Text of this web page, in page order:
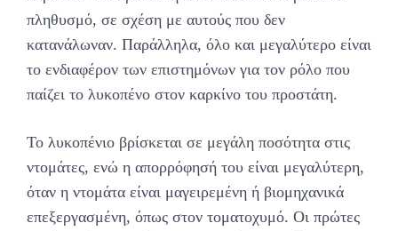
πληθυσμό, σε σχέση με αυτούς που δεν
κατανάλωναν. Παράλληλα, όλο και μεγαλύτερο είναι
το ενδιαφέρον των επιστημόνων για τον ρόλο που
παίζει το λυκοπένο στον καρκίνο του προστάτη.
Το λυκοπένιο βρίσκεται σε μεγάλη ποσότητα στις
ντομάτες, ενώ η απορρόφησή του είναι μεγαλύτερη,
όταν η ντομάτα είναι μαγειρεμένη ή βιομηχανικά
επεξεργασμένη, όπως στον τοματοχυμό. Οι πρώτες